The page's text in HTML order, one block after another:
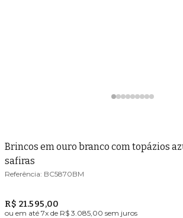
Brincos em ouro branco com topázios
safiras
BC5870BM
R$ 21.595,00
ou em até 7x de R$ 3.085,00 sem juros